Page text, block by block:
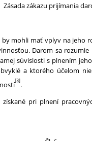
Zásada zákazu prijímania
mohli mať vplyv na jeho
Darom sa
súvislosti s plnením
a ktorého účelom
[3].
pri plnení